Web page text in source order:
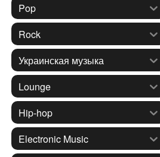
Pop
Rock
Украинская музыка
Lounge
Hip-hop
Electronic Music